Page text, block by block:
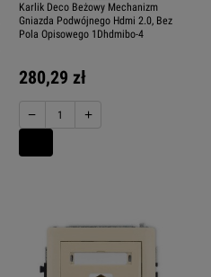
Karlik Deco Beżowy Mechanizm
Gniazda Podwójnego Hdmi 2.0, Bez
Pola Opisowego 1Dhdmibo-4
280,29 zł
− +